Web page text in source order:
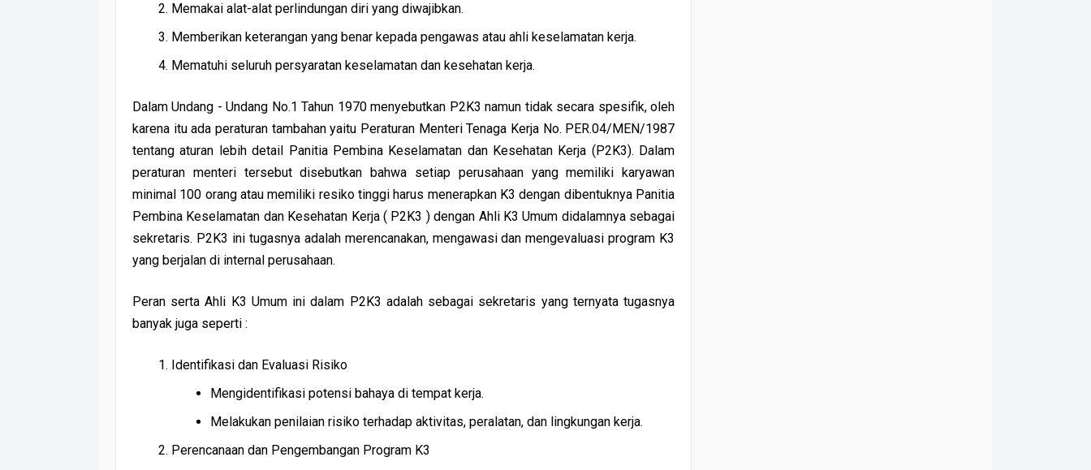
Memakai alat-alat perlindungan diri yang diwajibkan.
Memberikan keterangan yang benar kepada pengawas atau ahli keselamatan kerja.
Mematuhi seluruh persyaratan keselamatan dan kesehatan kerja.
Dalam Undang - Undang No.1 Tahun 1970 menyebutkan P2K3 namun tidak secara spesifik, oleh
karena itu ada peraturan tambahan yaitu Peraturan Menteri Tenaga Kerja No. PER.04/MEN/1987
tentang aturan lebih detail Panitia Pembina Keselamatan dan Kesehatan Kerja (P2K3). Dalam
peraturan menteri tersebut disebutkan bahwa setiap perusahaan yang memiliki karyawan
minimal 100 orang atau memiliki resiko tinggi harus menerapkan K3 dengan dibentuknya Panitia
Pembina Keselamatan dan Kesehatan Kerja ( P2K3 ) dengan Ahli K3 Umum didalamnya sebagai
sekretaris. P2K3 ini tugasnya adalah merencanakan, mengawasi dan mengevaluasi program K3
yang berjalan di internal perusahaan.
Peran serta Ahli K3 Umum ini dalam P2K3 adalah sebagai sekretaris yang ternyata tugasnya
banyak juga seperti :
Identifikasi dan Evaluasi Risiko
Mengidentifikasi potensi bahaya di tempat kerja.
Melakukan penilaian risiko terhadap aktivitas, peralatan, dan lingkungan kerja.
Perencanaan dan Pengembangan Program K3